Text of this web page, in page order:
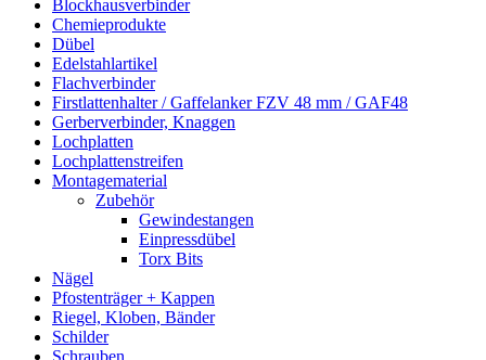
Blockhausverbinder
Chemieprodukte
Dübel
Edelstahlartikel
Flachverbinder
Firstlattenhalter / Gaffelanker FZV 48 mm / GAF48
Gerberverbinder, Knaggen
Lochplatten
Lochplattenstreifen
Montagematerial
Zubehör
Gewindestangen
Einpressdübel
Torx Bits
Nägel
Pfostenträger + Kappen
Riegel, Kloben, Bänder
Schilder
Schrauben